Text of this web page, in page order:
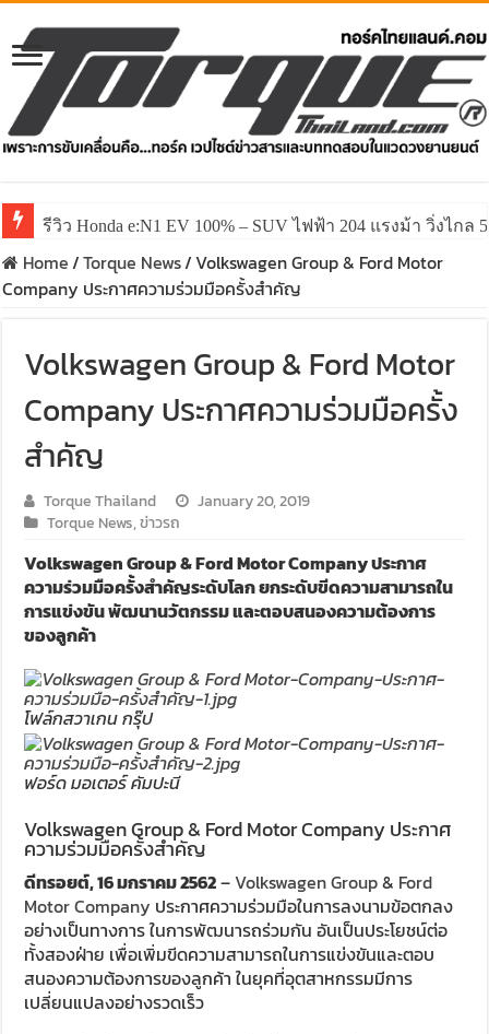
รีวิว Honda e:N1 EV 100% – SUV ไฟฟ้า 204 แรงม้า วิ่งไกล
Home/Torque News/Volkswagen Group & Ford Motor
Company ประกาศความร่วมมือครั้งสำคัญ
Volkswagen Group & Ford Motor
Company ประกาศความร่วมมือครั้ง
สำคัญ
Torque Thailand
January 20, 2019
Torque News,ข่าวรถ
Volkswagen Group & Ford Motor Company ประกาศ
ความร่วมมือครั้งสำคัญระดับโลก ยกระดับขีดความสามารถใน
การแข่งขัน พัฒนานวัตกรรม และตอบสนองความต้องการ
ของลูกค้า
โฟล์กสวาเกน กรุ๊ป
ฟอร์ด มอเตอร์ คัมปะนี
Volkswagen Group & Ford Motor Company ประกาศ
ความร่วมมือครั้งสำคัญ
ดีทรอยต์, 16 มกราคม 2562–Volkswagen Group& Ford
Motor Company ประกาศความร่วมมือในการลงนามข้อตกลง
อย่างเป็นทางการ ในการพัฒนารถร่วมกัน อันเป็นประโยชน์ต่อ
ทั้งสองฝ่าย เพื่อเพิ่มขีดความสามารถในการแข่งขันและตอบ
สนองความต้องการของลูกค้า ในยุคที่อุตสาหกรรมมีการ
เปลี่ยนแปลงอย่างรวดเร็ว